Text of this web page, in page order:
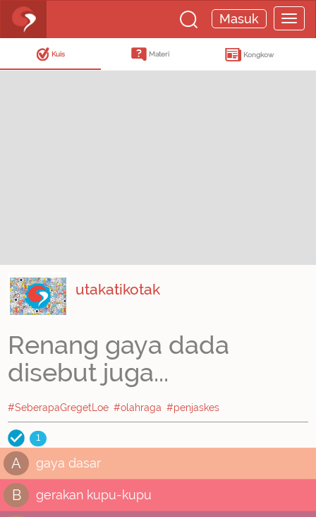
Masuk
Kuis Materi Kongkow
utakatikotak
Renang gaya dada
disebut juga...
#SeberapaGregetLoe #olahraga #penjaskes
1
A gaya dasar
B gerakan kupu-kupu